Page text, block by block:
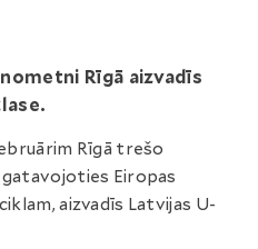
Rīgā aizvadīs
Rīgā trešo
Eiropas
aizvadīs Latvijas U-